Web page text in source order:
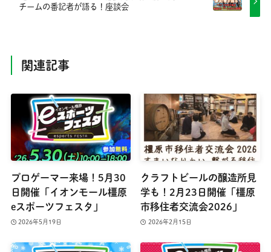
チームの番記者が語る！座談会
関連記事
プロゲーマー来場！5月30
日開催「イオンモール橿原
eスポーツフェスタ」
2026年5月19日
クラフトビールの醸造所見
学も！2月23日開催「橿原
市移住者交流会2026」
2026年2月15日